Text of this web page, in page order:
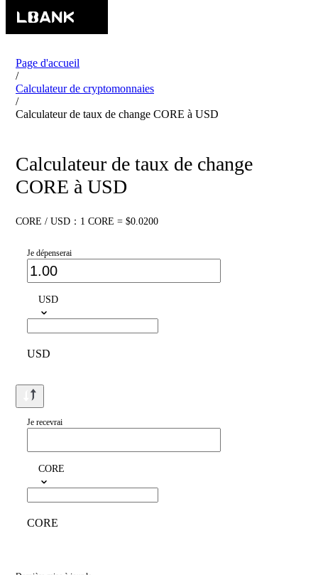
Page d'accueil
/
Calculateur de cryptomonnaies
/
Calculateur de taux de change CORE à USD
Calculateur de taux de change
CORE à USD
CORE / USD：1 CORE = $0.0200
Je dépenserai
USD
USD
Je recevrai
CORE
CORE